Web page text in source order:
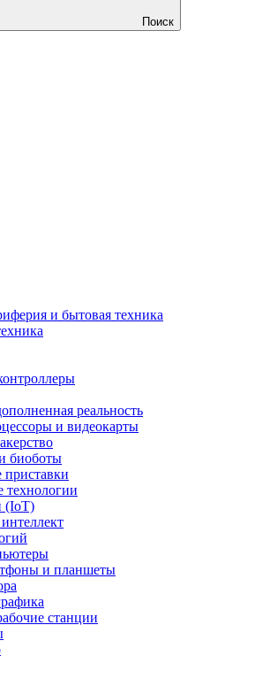
Поиск
и бытовая техника
реальность
и видеокарты
биоботы
(IoT)
и планшеты
станции